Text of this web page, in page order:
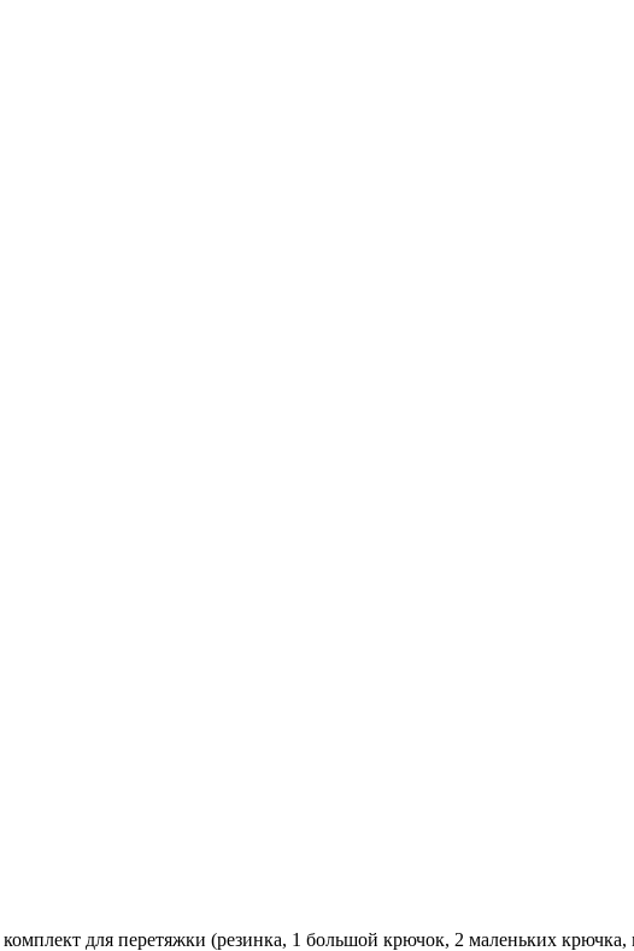
для перетяжки (резинка, 1 большой крючок, 2 маленьких